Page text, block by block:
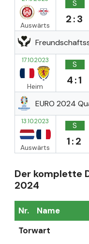
Auswärts
S
2:3
17.10.2023
Heim
S
4:1
EURO 2024
13.10.2023
Auswärts
S
1:2
Der komplette
2024
Nr. Name
Torwart